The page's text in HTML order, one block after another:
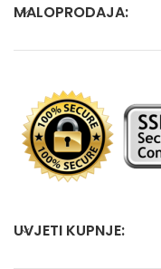
MALOPRODAJA:
UVJETI KUPNJE: